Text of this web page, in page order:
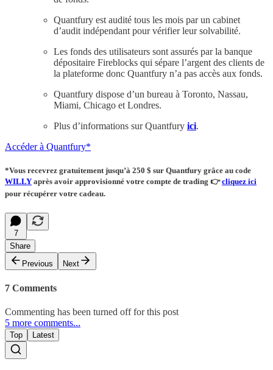
Quantfury est audité tous les mois par un cabinet
d’audit indépendant pour vérifier leur solvabilité.
Les fonds des utilisateurs sont assurés par la banque
dépositaire Fireblocks qui sépare l’argent des clients de
la plateforme donc Quantfury n’a pas accès aux fonds.
Quantfury dispose d’un bureau à Toronto, Nassau,
Miami, Chicago et Londres.
Plus d’informations sur Quantfury ici.
Accéder à Quantfury*
*Vous recevrez gratuitement jusqu’à 250 $ sur Quantfury grâce au code
WILLY après avoir approvisionné votre compte de trading 👉cliquez ici
pour récupérer votre cadeau.
7
Share
Previous
Next
7 Comments
Commenting has been turned off for this post
5 more comments...
Top Latest